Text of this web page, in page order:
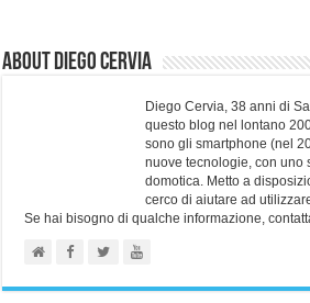
About Diego Cervia
Diego Cervia, 38 anni di
questo blog nel lontano
sono gli smartphone (nel
nuove tecnologie, con uno
domotica. Metto a
cerco di aiutare ad
Se hai bisogno di qualche informazione,